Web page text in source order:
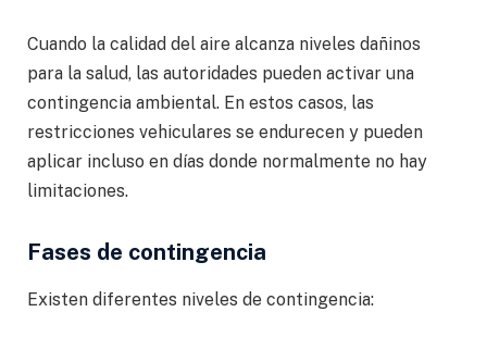
Cuando la calidad del aire alcanza niveles dañinos
para la salud, las autoridades pueden activar una
contingencia ambiental. En estos casos, las
restricciones vehiculares se endurecen y pueden
aplicar incluso en días donde normalmente no hay
limitaciones.
Fases de contingencia
Existen diferentes niveles de contingencia: